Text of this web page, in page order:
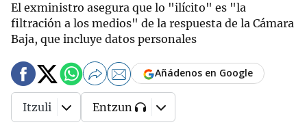
El exministro asegura que lo "ilícito" es "la
filtración a los medios" de la respuesta de la Cámara
Baja, que incluye datos personales
Añádenos en Google
Itzuli Entzun